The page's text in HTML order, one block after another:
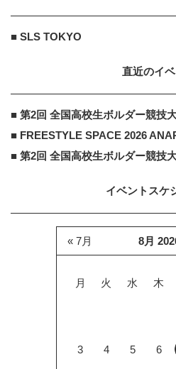
■ SLS TOKYO
直近のイベ
■ 第2回 全国高校生ボルダー競技
■ FREESTYLE SPACE 2026
■ 第2回 全国高校生ボルダー競技
イベントスケ
8月
月 火 水 木
3 4 5 6
« 7月